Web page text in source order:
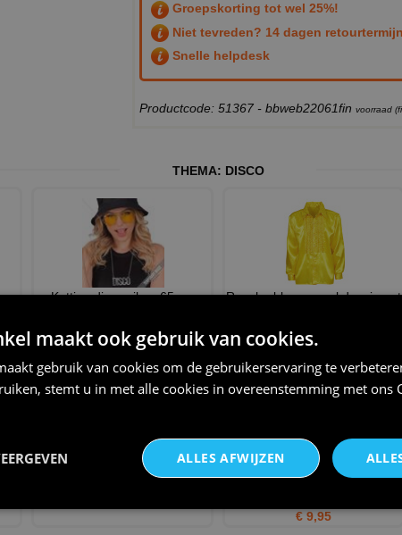
Groepskorting tot wel 25%!
Niet tevreden? 14 dagen retourtermijn
Snelle helpdesk
Productcode: 51367 - bbweb22061fin voorraad
THEMA: DISCO
Ketting disco zilver 65 cm
Rouche blouse geel dancing at
€ 27,95
Disco pet 80s
pruik krullen zwart unisex voor
€ 9,95
maakt ook gebruik van cookies.
gebruik van cookies om de gebruikerservaring te
stemt u in met alle cookies in overeenstemming met ons
ALLES AFWIJZEN